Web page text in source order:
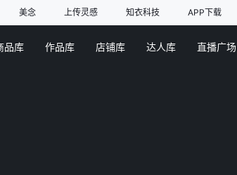
美念 上传灵感 知衣科技 APP下载
品库 作品库 店铺库 达人库 直播广场